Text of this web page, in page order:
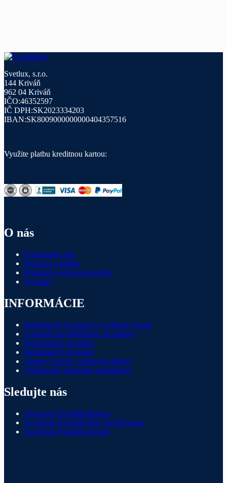
Svetlux, s.r.o.
144 Kriváň
962 04 Kriváň
IČO:46352597
IČ DPH:SK2023334203
IBAN:SK8009000000000404357516
Využite platbu kreditnou kartou:
O nás
Kontaktujte nás
Doprava a platba
Predajne a otváracie hodiny
Novinky
INFORMÁCIE
Odstúpenie od zmluvy a vrátenie tovaru
Formulár na odstúpenie od zmluvy
Reklamačný poriadok
Reklamačný protokol
Zásady ochrany osobných údajov
Všeobecné obchodné podmienky
Sledujte nás
Facebook Svietidlá Brezno
Facebook Svietidlá Žiar nad Hronom
Facebook Svietidlá Zvolen